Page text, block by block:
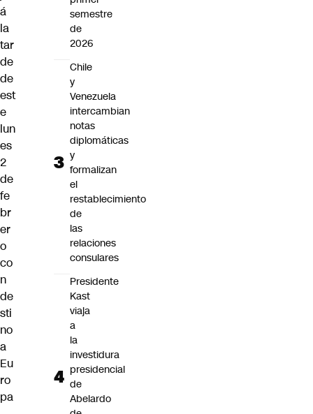
á
la
tar
de
de
est
e
lun
es
2
de
fe
br
er
o
co
n
de
sti
no
a
Eu
ro
pa
semestre
de
2026
Chile
y
Venezuela
intercambian
notas
diplomáticas
y
formalizan
el
restablecimiento
de
las
relaciones
consulares
Presidente
Kast
viaja
a
la
investidura
presidencial
de
Abelardo